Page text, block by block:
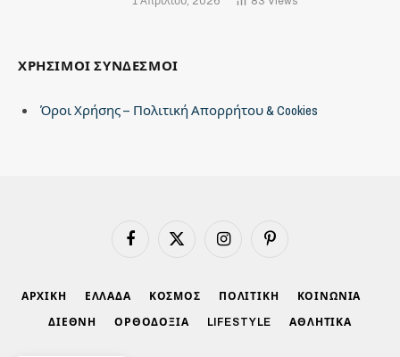
ΧΡΗΣΙΜΟΙ ΣΥΝΔΕΣΜΟΙ
Όροι Χρήσης – Πολιτική Απορρήτου & Cookies
Facebook X
Instagram Pinterest
ΑΡΧΙΚΗ ΕΛΛΑΔΑ ΚΟΣΜΟΣ ΠΟΛΙΤΙΚΗ ΚΟΙΝΩΝΙΑ
ΔΙΕΘΝΗ ΟΡΘΟΔΟΞΙΑ LIFESTYLE ΑΘΛΗΤΙΚΑ